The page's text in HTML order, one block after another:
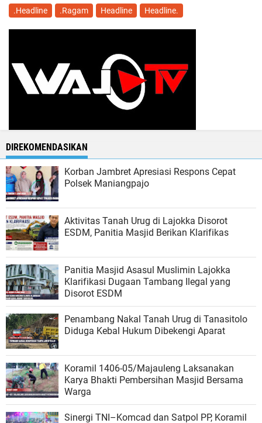
.Headline .Ragam Headline Headline.
DIREKOMENDASIKAN
Korban Jambret Apresiasi Respons Cepat
Polsek Maniangpajo
Aktivitas Tanah Urug di Lajokka Disorot
ESDM, Panitia Masjid Berikan Klarifikas
Panitia Masjid Asasul Muslimin Lajokka
Klarifikasi Dugaan Tambang Ilegal yang
Disorot ESDM
Penambang Nakal Tanah Urug di Tanasitolo
Diduga Kebal Hukum Dibekengi Aparat
Koramil 1406-05/Majauleng Laksanakan
Karya Bhakti Pembersihan Masjid Bersama
Warga
Sinergi TNI–Komcad dan Satpol PP, Koramil